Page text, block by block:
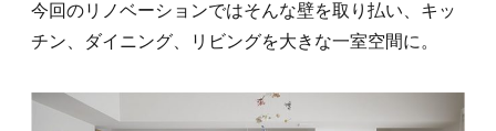
今回のリノベーションではそんな壁を取り払い、キッ
チン、ダイニング、リビングを大きな一室空間に。